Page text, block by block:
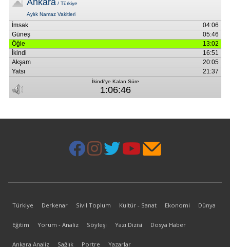
Türkiye Derkenar Sivil Toplum Kültür - Sanat Ekonomi Dünya
Eğitim Yorum - Analiz Söyleşi Yazı Dizisi Dosya Haber
Ankara Analiz Sağlık Portre Yazarlar